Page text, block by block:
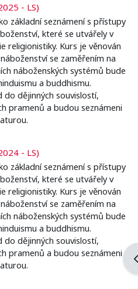
- LS)
základní seznámení s přístupy
které se utvářely v
Kurs je věnován
se zaměřením na
náboženských systémů bude
a buddhismu.
do dějinných souvislostí,
pramenů a budou seznámeni
- LS)
základní seznámení s přístupy
které se utvářely v
Kurs je věnován
se zaměřením na
náboženských systémů bude
a buddhismu.
do dějinných souvislostí,
pramenů a budou seznámeni